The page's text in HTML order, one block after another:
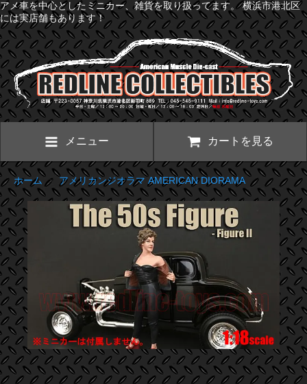
アメ車を中心としたミニカー、雑貨を取り扱ってます。 横浜市港北区
には実店舗もあります！
メニュー カートを見る
ホーム>アメリカンジオラマ AMERICAN DIORAMA